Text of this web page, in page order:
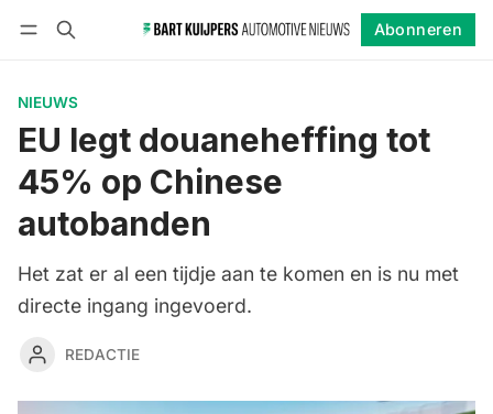
Abonneren
NIEUWS
EU legt douaneheffing tot
45% op Chinese
autobanden
Het zat er al een tijdje aan te komen en is nu met
directe ingang ingevoerd.
REDACTIE